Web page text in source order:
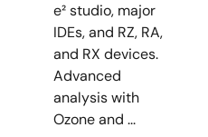
e² studio, major
IDEs, and RZ, RA,
and RX devices.
Advanced
analysis with
Ozone and ...